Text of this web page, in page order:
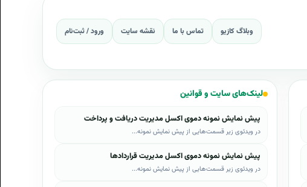
وبلاگ کازیو تماس با ما نقشه سایت ورود / ثبت‌نام
لینک‌های سایت و قوانین
پیش نمایش نمونه دموی اکسل مدیریت دریافت و پرداخت
در ویدئوی زیر قسمت‌هایی از پیش نمایش نمونه...
پیش نمایش نمونه دموی اکسل مدیریت قراردادها
در ویدئوی زیر قسمت‌هایی از پیش نمایش نمونه...